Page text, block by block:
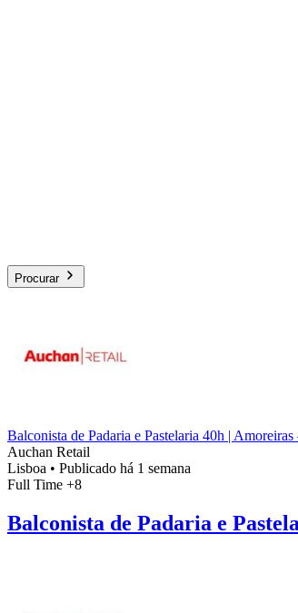
Procurar
Balconista de Padaria e Pastelaria 40h |
Auchan Retail
Lisboa • Publicado há 1 semana
Full Time +8
Balconista de Padaria e